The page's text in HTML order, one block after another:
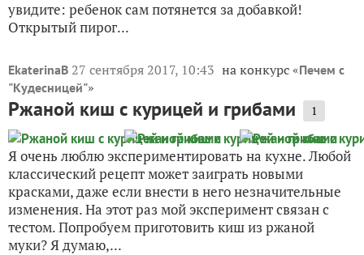
увидите: ребенок сам потянется за добавкой!
Открытый пирог...
EkaterinaB 27 сентября 2017, 10:43 на конкурс «Печем с
"Кудесницей"»
Ржаной киш с курицей и грибами 1
Я очень люблю экспериментировать на кухне. Любой
классический рецепт может заиграть новыми
красками, даже если внести в него незначительные
изменения. На этот раз мой эксперимент связан с
тестом. Попробуем приготовить киш из ржаной
муки? Я думаю,...